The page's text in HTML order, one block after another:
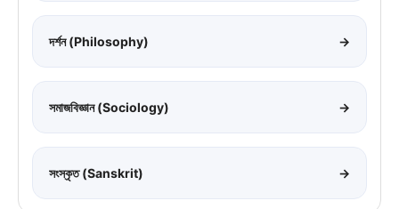
দর্শন (Philosophy) →
সমাজবিজ্ঞান (Sociology) →
সংস্কৃত (Sanskrit) →